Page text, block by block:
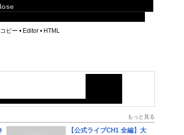
ピー • Editor • HTML
もっと見る
【公式ライブCH1 全編】大